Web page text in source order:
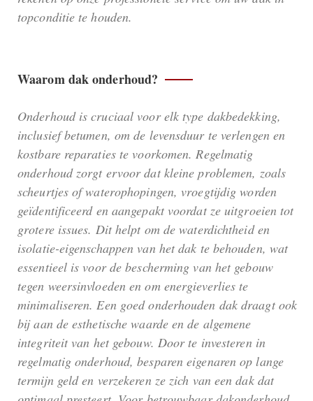
topconditie te houden.
Waarom dak onderhoud?
Onderhoud is cruciaal voor elk type dakbedekking,
inclusief betumen, om de levensduur te verlengen en
kostbare reparaties te voorkomen. Regelmatig
onderhoud zorgt ervoor dat kleine problemen, zoals
scheurtjes of waterophopingen, vroegtijdig worden
geïdentificeerd en aangepakt voordat ze uitgroeien tot
grotere issues. Dit helpt om de waterdichtheid en
isolatie-eigenschappen van het dak te behouden, wat
essentieel is voor de bescherming van het gebouw
tegen weersinvloeden en om energieverlies te
minimaliseren. Een goed onderhouden dak draagt ook
bij aan de esthetische waarde en de algemene
integriteit van het gebouw. Door te investeren in
regelmatig onderhoud, besparen eigenaren op lange
termijn geld en verzekeren ze zich van een dak dat